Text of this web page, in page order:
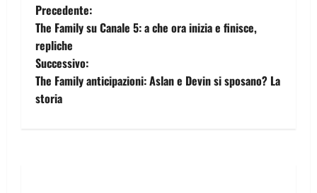
Precedente:
The Family su Canale 5: a che ora inizia e finisce,
repliche
Successivo:
The Family anticipazioni: Aslan e Devin si sposano? La
storia